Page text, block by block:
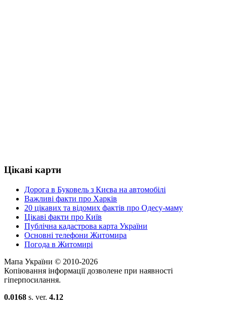
Цікаві карти
Дорога в Буковель з Києва на автомобілі
Важливі факти про Харків
20 цікавих та відомих фактів про Одесу-маму
Цікаві факти про Київ
Публічна кадастрова карта України
Основні телефони Житомира
Погода в Житомирі
Мапа України © 2010-2026
Копіювання інформації дозволене при наявності
гіперпосилання.
0.0168 s. ver. 4.12